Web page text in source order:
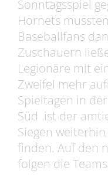
Sonntagsspiel
Hornets
Baseballfans
Zuschauern
Legionäre mit
Zweifel mehr
Spieltagen in
Süd ist der
Siegen
finden. Auf den
folgen die